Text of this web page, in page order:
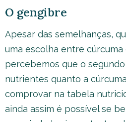
O gengibre
Apesar das semelhanças,
uma escolha entre cúrcuma
percebemos que o
nutrientes quanto a
comprovar na tabela
ainda assim é possível se